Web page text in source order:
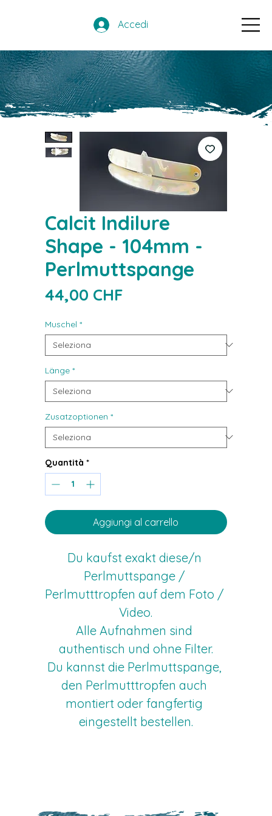
Accedi
Calcit Indilure
Shape - 104mm -
Perlmuttspange
44,00 CHF
Muschel *
Länge *
Zusatzoptionen *
Quantità *
Aggiungi al carrello
Du kaufst exakt diese/n
Perlmuttspange /
Perlmutttropfen auf dem Foto /
Video.
Alle Aufnahmen sind
authentisch und ohne Filter.
Du kannst die Perlmuttspange,
den Perlmutttropfen auch
montiert oder fangfertig
eingestellt bestellen.